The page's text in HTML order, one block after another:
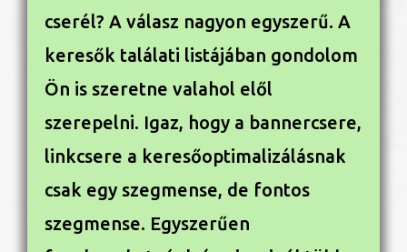
cserél? A válasz nagyon egyszerű. A
keresők találati listájában gondolom
Ön is szeretne valahol elől
szerepelni. Igaz, hogy a bannercsere,
linkcsere a keresőoptimalizálásnak
csak egy szegmense, de fontos
szegmense. Egyszerűen